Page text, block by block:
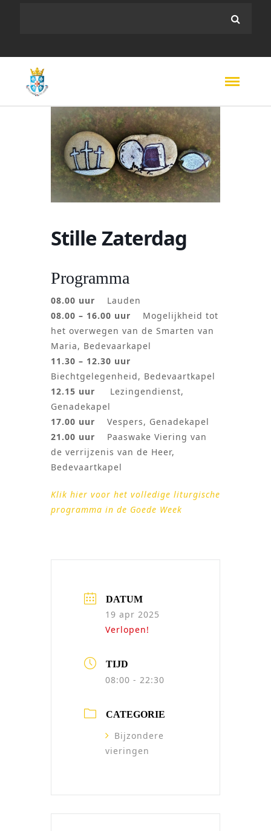
Stille Zaterdag
Programma
08.00 uur Lauden
08.00 – 16.00 uur Mogelijkheid tot
het overwegen van de Smarten van
Maria, Bedevaarkapel
11.30 – 12.30 uur
Biechtgelegenheid, Bedevaartkapel
12.15 uur
Lezingendienst,
Genadekapel
17.00 uur Vespers, Genadekapel
21.00 uur
Paaswake Viering van
de verrijzenis van de Heer,
Bedevaartkapel
Klik hier voor het volledige liturgische
programma in de Goede Week
DATUM
19 apr 2025
Verlopen!
TIJD
08:00 - 22:30
CATEGORIE
Bijzondere
vieringen